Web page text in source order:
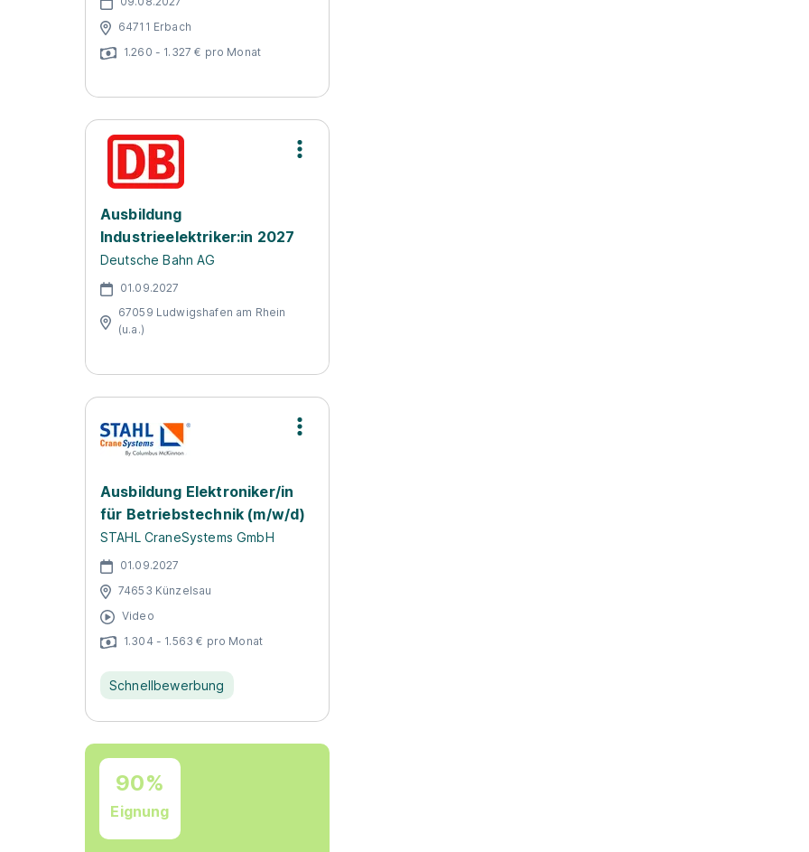
64711 Erbach
1.260 - 1.327 € pro Monat
Ausbildung
Industrieelektriker:in 2027
Deutsche Bahn AG
01.09.2027
67059 Ludwigshafen am Rhein
(u.a.)
Ausbildung Elektroniker/in
für Betriebstechnik (m/w/d)
STAHL CraneSystems GmbH
01.09.2027
74653 Künzelsau
Video
1.304 - 1.563 € pro Monat
Schnellbewerbung
90%
Eignung